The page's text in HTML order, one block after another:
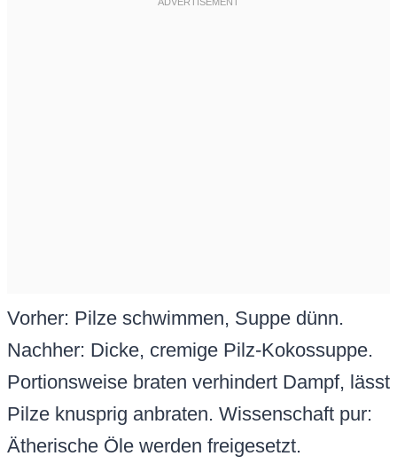
Vorher: Pilze schwimmen, Suppe dünn.
Nachher: Dicke, cremige Pilz-Kokossuppe.
Portionsweise braten verhindert Dampf, lässt
Pilze knusprig anbraten. Wissenschaft pur:
Ätherische Öle werden freigesetzt.